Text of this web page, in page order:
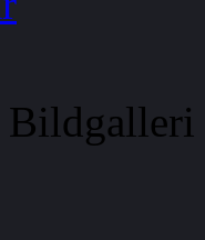
Bildgalleri